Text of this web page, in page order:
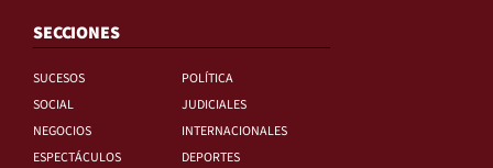
SECCIONES
SUCESOS
POLÍTICA
SOCIAL
JUDICIALES
NEGOCIOS
INTERNACIONALES
ESPECTÁCULOS
DEPORTES